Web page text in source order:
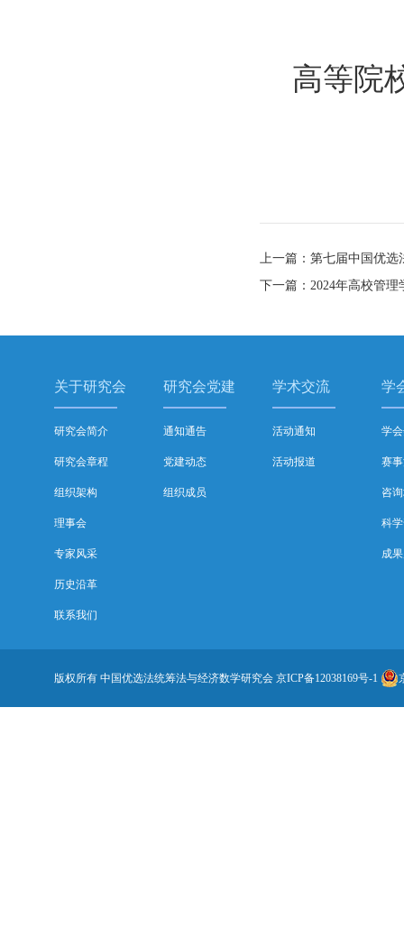
高等院
上一篇：第七届中国优
下一篇：2024年高校管
关于研究会
研究会简介
研究会章程
组织架构
理事会
专家风采
历史沿革
联系我们
研究会党建
通知通告
党建动态
组织成员
学术交流
活动通知
活动报道
学
学
赛
咨
科
成
版权所有 中国优选法统筹法与经济数学研究会 京ICP备12038169号-1